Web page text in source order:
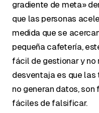
gradiente de meta»
que las personas
medida que se
pequeña cafetería,
fácil de gestionar y no
desventaja es que
no generan datos,
fáciles de falsificar.